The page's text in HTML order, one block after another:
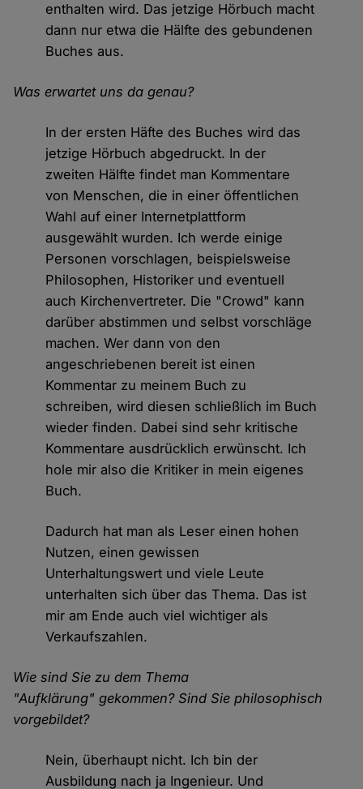
enthalten wird. Das jetzige Hörbuch macht
dann nur etwa die Hälfte des gebundenen
Buches aus.
Was erwartet uns da genau?
In der ersten Häfte des Buches wird das
jetzige Hörbuch abgedruckt. In der
zweiten Hälfte findet man Kommentare
von Menschen, die in einer öffentlichen
Wahl auf einer Internetplattform
ausgewählt wurden. Ich werde einige
Personen vorschlagen, beispielsweise
Philosophen, Historiker und eventuell
auch Kirchenvertreter. Die "Crowd" kann
darüber abstimmen und selbst vorschläge
machen. Wer dann von den
angeschriebenen bereit ist einen
Kommentar zu meinem Buch zu
schreiben, wird diesen schließlich im Buch
wieder finden. Dabei sind sehr kritische
Kommentare ausdrücklich erwünscht. Ich
hole mir also die Kritiker in mein eigenes
Buch.
Dadurch hat man als Leser einen hohen
Nutzen, einen gewissen
Unterhaltungswert und viele Leute
unterhalten sich über das Thema. Das ist
mir am Ende auch viel wichtiger als
Verkaufszahlen.
Wie sind Sie zu dem Thema
"Aufklärung" gekommen? Sind Sie philosophisch
vorgebildet?
Nein, überhaupt nicht. Ich bin der
Ausbildung nach ja Ingenieur. Und